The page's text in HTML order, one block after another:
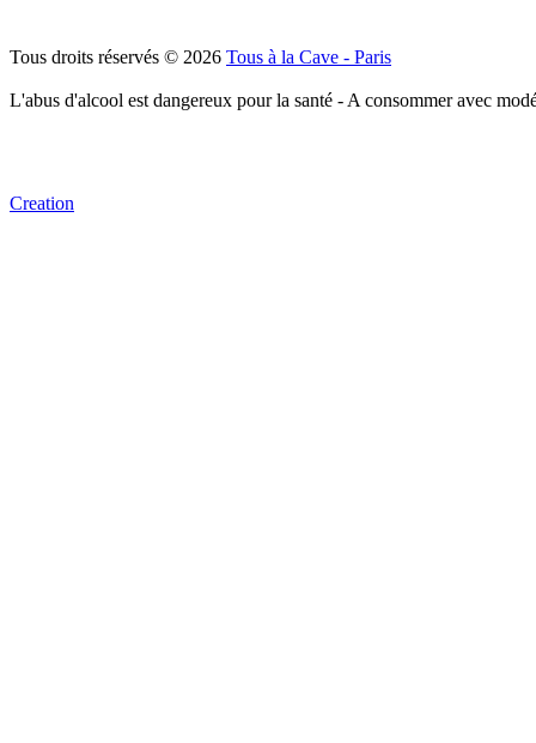
Tous droits réservés © 2026 Tous à la Cave - Paris
L'abus d'alcool est dangereux pour la santé - A consommer avec
Creation